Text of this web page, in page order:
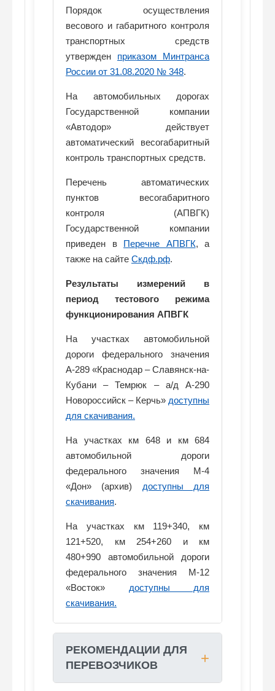
Порядок осуществления
весового и габаритного контроля
транспортных средств
утвержден приказом Минтранса
России от 31.08.2020 № 348.
На автомобильных дорогах
Государственной компании
«Автодор» действует
автоматический весогабаритный
контроль транспортных средств.
Перечень автоматических
пунктов весогабаритного
контроля (АПВГК)
Государственной компании
приведен в Перечне АПВГК, а
также на сайте Скдф.рф.
Результаты измерений в
период тестового режима
функционирования АПВГК
На участках автомобильной
дороги федерального значения
А-289 «Краснодар – Славянск-на-
Кубани – Темрюк – а/д А-290
Новороссийск – Керчь» доступны
для скачивания.
На участках км 648 и км 684
автомобильной дороги
федерального значения М-4
«Дон» (архив) доступны для
скачивания.
На участках км 119+340, км
121+520, км 254+260 и км
480+990 автомобильной дороги
федерального значения М-12
«Восток» доступны для
скачивания.
РЕКОМЕНДАЦИИ ДЛЯ
ПЕРЕВОЗЧИКОВ